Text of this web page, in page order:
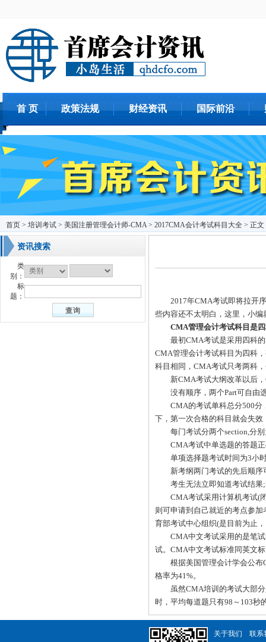
首 页 政策法规 财经资讯 国际前沿
首页 > 培训考试 > 美国注册管理会计师-CMA> 2017CMA会计考试科目大全 > 正文
资讯搜索
类
别：
标
题：
2017年CMA考试即将拉开序
些内容还不太明白，这里，小
CMA管理会计考试科目是
最初CMA考试是采用四科的
CMA管理会计考试科目为四科
科目相同，CMA考试只考两科
新CMA考试大纲改革以后，
没有顺序，两个Part可自由选
CMA的考试单科总分500分，
下，第一次合格的科目就会失
每门考试分两个section,分别
CMA考试中单选题的答题正
单项选择题考试时间为3小时
新考纲两门考试的先后顺序
考生无法立即知道考试结果;
CMA考试采用计算机考试(闭
则可申请到自己就近的考点参
育部考试中心组织(是目前为止
CMA中文考试采用的是笔试
试。CMA中文考试标准同英文
根据美国管理会计学会公布
格率为41%。
虽然CMA培训的考试大部分
时，平均每道题只有98～103秒
关于我们 联系